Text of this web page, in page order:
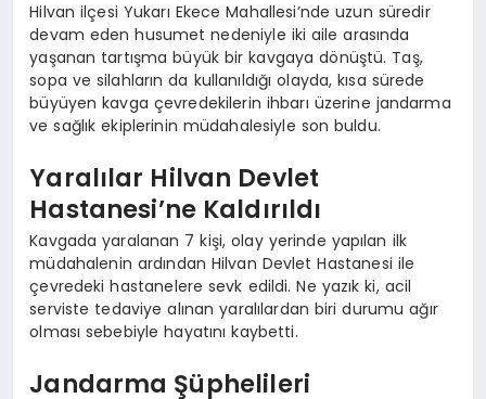
Hilvan ilçesi Yukarı Ekece Mahallesi’nde uzun süredir
devam eden husumet nedeniyle iki aile arasında
yaşanan tartışma büyük bir kavgaya dönüştü. Taş,
sopa ve silahların da kullanıldığı olayda, kısa sürede
büyüyen kavga çevredekilerin ihbarı üzerine jandarma
ve sağlık ekiplerinin müdahalesiyle son buldu.
Yaralılar Hilvan Devlet
Hastanesi’ne Kaldırıldı
Kavgada yaralanan 7 kişi, olay yerinde yapılan ilk
müdahalenin ardından Hilvan Devlet Hastanesi ile
çevredeki hastanelere sevk edildi. Ne yazık ki, acil
serviste tedaviye alınan yaralılardan biri durumu ağır
olması sebebiyle hayatını kaybetti.
Jandarma Şüphelileri